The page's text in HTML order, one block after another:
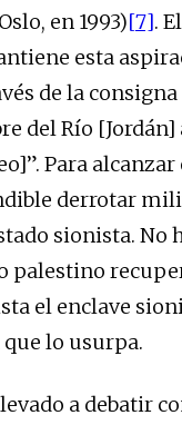
en 1993)[7].
esta
de la consigna
del Río [Jordán]
Para alcanzar
derrotar
sionista. No
palestino
el enclave
lo usurpa.
a debatir